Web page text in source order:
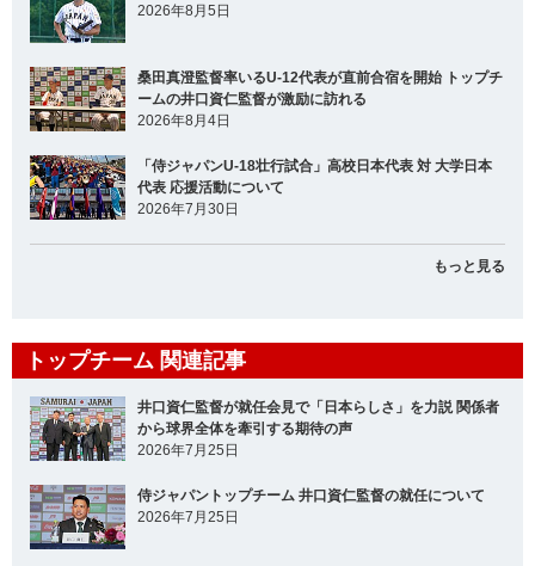
2026年8月5日
桑田真澄監督率いるU-12代表が直前合宿を開始 トップチ
ームの井口資仁監督が激励に訪れる
2026年8月4日
「侍ジャパンU-18壮行試合」高校日本代表 対 大学日本
代表 応援活動について
2026年7月30日
もっと見る
トップチーム 関連記事
井口資仁監督が就任会見で「日本らしさ」を力説 関係者
から球界全体を牽引する期待の声
2026年7月25日
侍ジャパントップチーム 井口資仁監督の就任について
2026年7月25日